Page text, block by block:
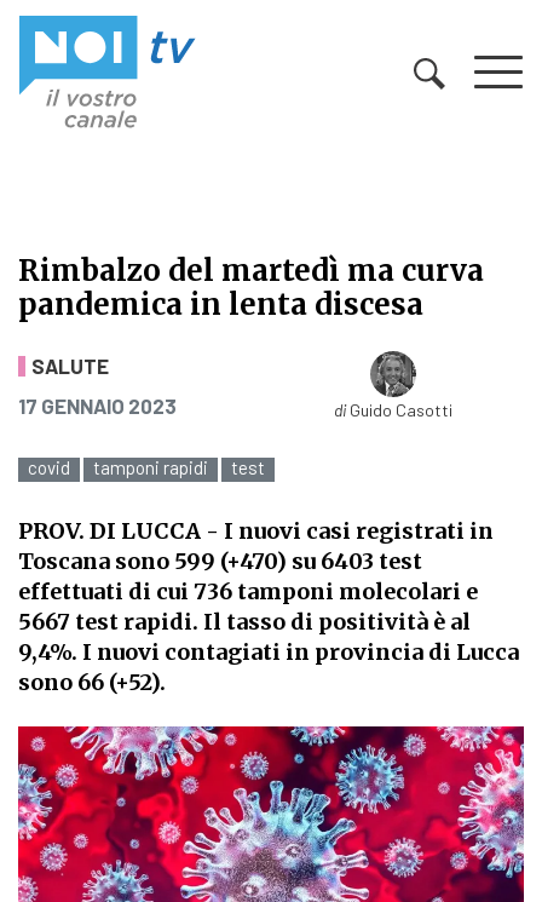
Rimbalzo del martedì ma curva
pandemica in lenta discesa
Rimbalzo del martedì ma curva
SALUTE
PUBBLICATO IL
17 GENNAIO 2023 diGuido Casotti
covid tamponi rapidi test
PROV. DI LUCCA - I nuovi casi registrati in
Toscana sono 599 (+470) su 6403 test
effettuati di cui 736 tamponi molecolari e
5667 test rapidi. Il tasso di positività è al
9,4%. I nuovi contagiati in provincia di Lucca
sono 66 (+52).